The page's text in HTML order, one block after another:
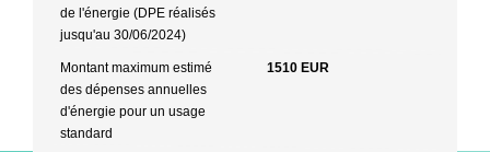
de l'énergie (DPE réalisés
jusqu'au 30/06/2024)
Montant maximum estimé
des dépenses annuelles
d'énergie pour un usage
standard
1510 EUR